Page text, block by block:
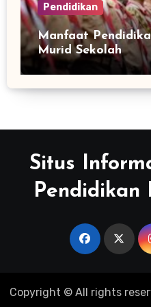
Pendidikan
Manfaat
Murid Sekolah
Situs
Pendidikan
Copyright © All rights